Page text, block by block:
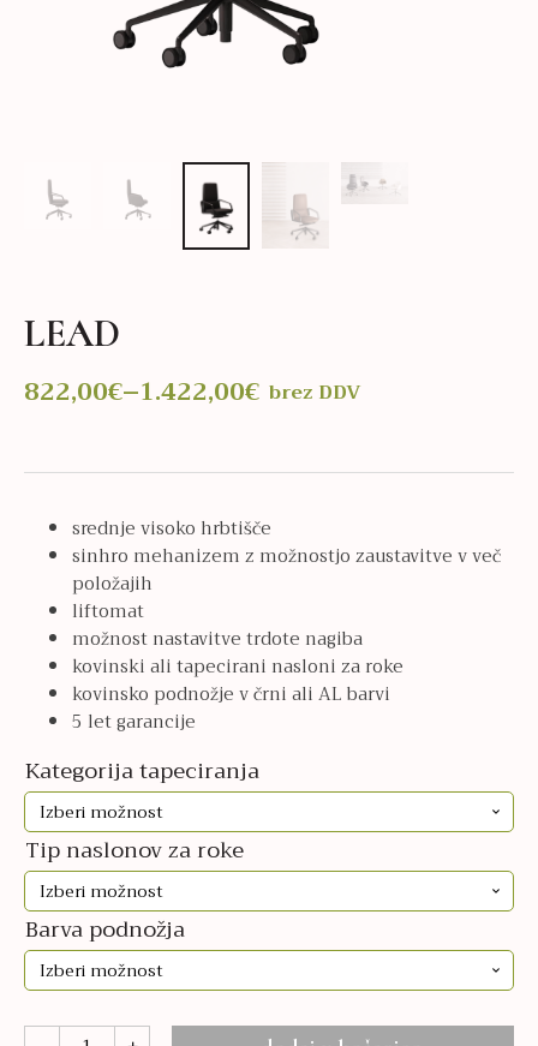
LEAD
822,00€–1.422,00€
Cenovni
od
do
1.422,00€
brez DDV
srednje visoko hrbtišče
sinhro mehanizem z možnostjo zaustavitve v več
položajih
liftomat
možnost nastavitve trdote nagiba
kovinski ali tapecirani nasloni za roke
kovinsko podnožje v črni ali AL barvi
5 let garancije
Kategorija tapeciranja
Tip naslonov za roke
Barva podnožja